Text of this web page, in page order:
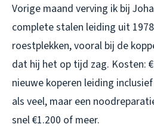
Vorige maand verving ik bij
complete stalen leiding uit
roestplekken, vooral bij de
dat hij het op tijd zag. Kosten:
nieuwe koperen leiding
als veel, maar een
snel €1.200 of meer.